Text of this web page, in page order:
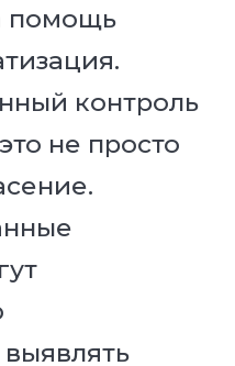
помощь
контроль
не просто